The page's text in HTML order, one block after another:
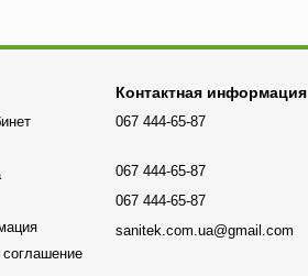
соглашение
Контактная информация
067 444-65-87
067 444-65-87
067 444-65-87
sanitek.com.ua@gmail.com